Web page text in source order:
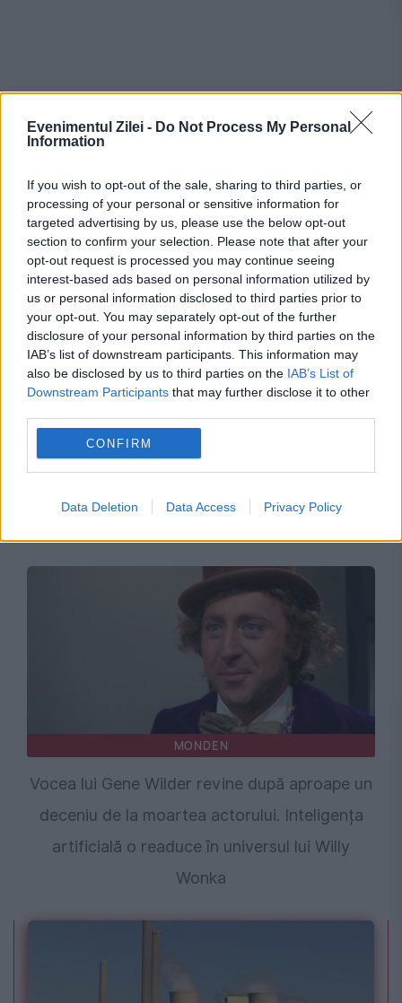
Evenimentul Zilei - Do Not Process My Personal
Information
If you wish to opt-out of the sale, sharing to third parties, or
processing of your personal or sensitive information for
targeted advertising by us, please use the below opt-out
section to confirm your selection. Please note that after your
opt-out request is processed you may continue seeing
interest-based ads based on personal information utilized by
us or personal information disclosed to third parties prior to
your opt-out. You may separately opt-out of the further
disclosure of your personal information by third parties on the
IAB’s list of downstream participants. This information may
also be disclosed by us to third parties on the IAB’s List of
Downstream Participants that may further disclose it to other
CONFIRM
Data Deletion Data Access Privacy Policy
Recomandările noastre
SOCIAL
MONDEN
Vocea lui Gene Wilder revine după aproape un
deceniu de la moartea actorului. Inteligența
artificială o readuce în universul lui Willy
Wonka